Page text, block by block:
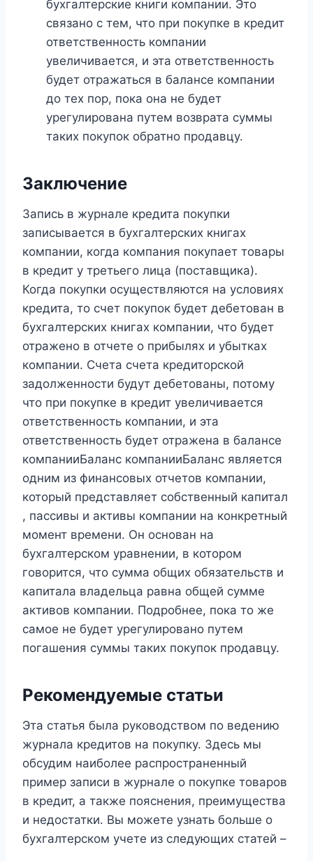
бухгалтерские книги компании. Это
связано с тем, что при покупке в кредит
ответственность компании
увеличивается, и эта ответственность
будет отражаться в балансе компании
до тех пор, пока она не будет
урегулирована путем возврата суммы
таких покупок обратно продавцу.
Заключение
Запись в журнале кредита покупки
записывается в бухгалтерских книгах
компании, когда компания покупает товары
в кредит у третьего лица (поставщика).
Когда покупки осуществляются на условиях
кредита, то счет покупок будет дебетован в
бухгалтерских книгах компании, что будет
отражено в отчете о прибылях и убытках
компании. Счета счета кредиторской
задолженности будут дебетованы, потому
что при покупке в кредит увеличивается
ответственность компании, и эта
ответственность будет отражена в балансе
компанииБаланс компанииБаланс является
одним из финансовых отчетов компании,
который представляет собственный капитал
, пассивы и активы компании на конкретный
момент времени. Он основан на
бухгалтерском уравнении, в котором
говорится, что сумма общих обязательств и
капитала владельца равна общей сумме
активов компании. Подробнее, пока то же
самое не будет урегулировано путем
погашения суммы таких покупок продавцу.
Рекомендуемые статьи
Эта статья была руководством по ведению
журнала кредитов на покупку. Здесь мы
обсудим наиболее распространенный
пример записи в журнале о покупке товаров
в кредит, а также пояснения, преимущества
и недостатки. Вы можете узнать больше о
бухгалтерском учете из следующих статей –